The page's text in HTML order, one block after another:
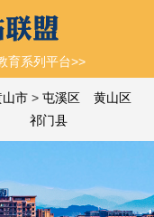
育系列平台>>
山市 > 屯溪区
黄山区
祁门县